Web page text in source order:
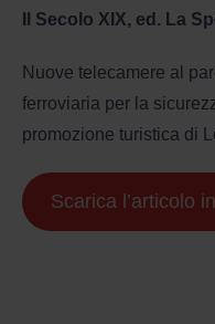
Il Secolo XIX, ed. La
Nuove telecamere al
ferroviaria per la
promozione turistica di
Scarica l’articolo